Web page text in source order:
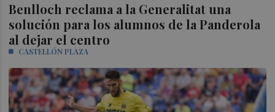
Benlloch reclama a la Generalitat una
solución para los alumnos de la Panderola
al dejar el centro
CASTELLÓN PLAZA